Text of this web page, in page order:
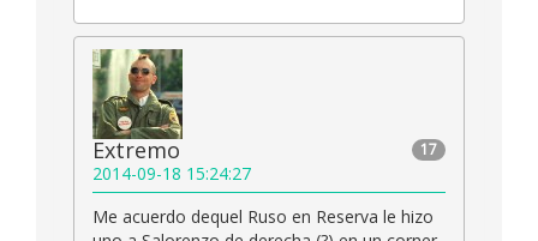
17
Extremo
2014-09-18 15:24:27
Me acuerdo dequel Ruso en Reserva le hizo